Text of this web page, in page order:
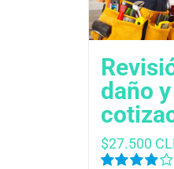
daño y
$27.500